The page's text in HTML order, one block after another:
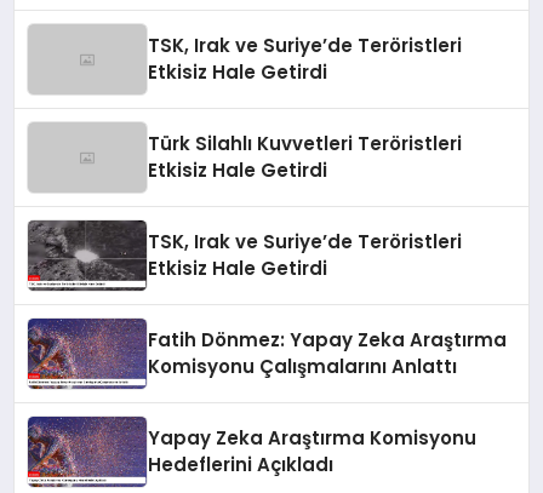
TSK, Irak ve Suriye’de Teröristleri
Etkisiz Hale Getirdi
Türk Silahlı Kuvvetleri Teröristleri
Etkisiz Hale Getirdi
TSK, Irak ve Suriye’de Teröristleri
Etkisiz Hale Getirdi
Fatih Dönmez: Yapay Zeka Araştırma
Komisyonu Çalışmalarını Anlattı
Yapay Zeka Araştırma Komisyonu
Hedeflerini Açıkladı